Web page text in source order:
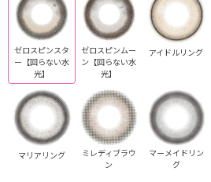
ゼロスピンスタ
ー【回らない水
光】
ゼロスピンムー
ン【回らない水
光】
アイドルリング
マリアリング
ミレディブラウ
ン
マーメイドリン
グ